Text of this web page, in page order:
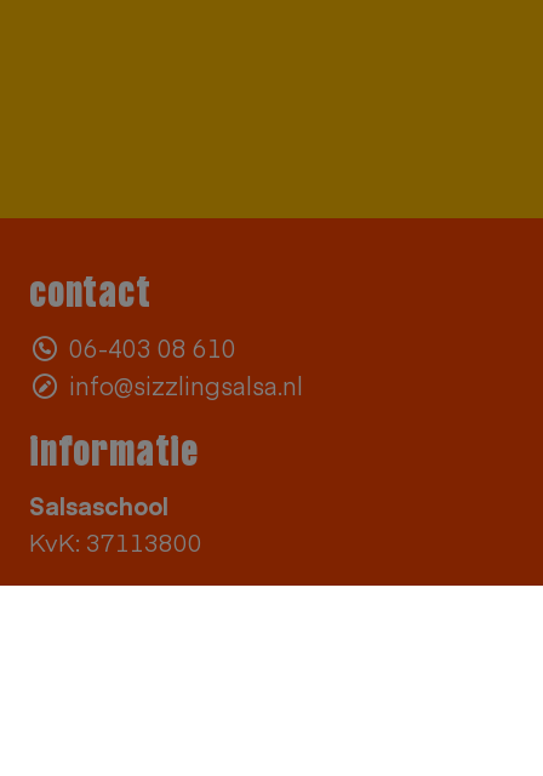
contact
06-403 08 610
info@sizzlingsalsa.nl
informatie
Salsaschool
KvK: 37113800